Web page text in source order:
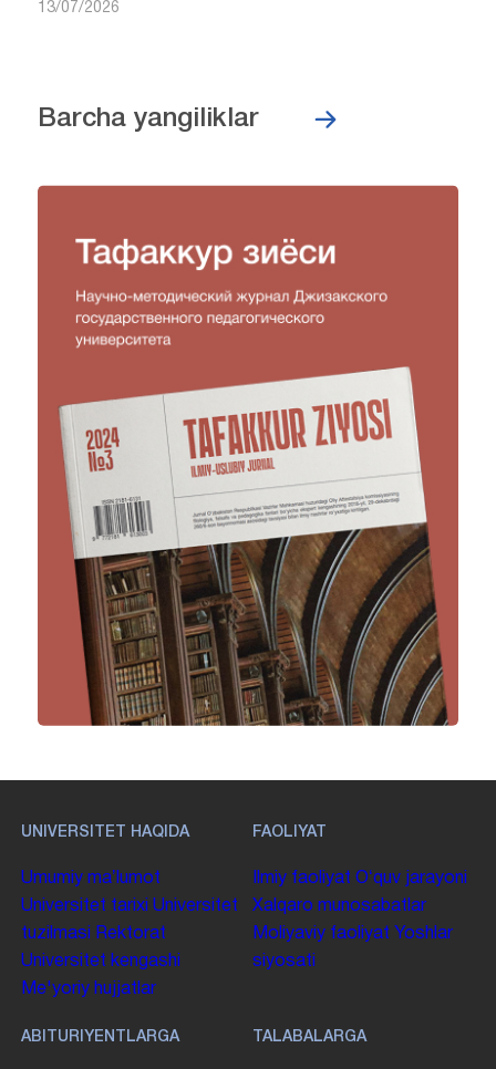
13/07/2026
Barcha yangiliklar
UNIVERSITET HAQIDA
Umumiy maʼlumot
Universitet tarixi Universitet
tuzilmasi
Rektorat
Universitet kengashi
Me'yoriy hujjatlar
FAOLIYAT
Ilmiy faoliyat Oʻquv jarayoni
Xalqaro munosabatlar
Moliyaviy faoliyat Yoshlar
siyosati
ABITURIYENTLARGA TALABALARGA